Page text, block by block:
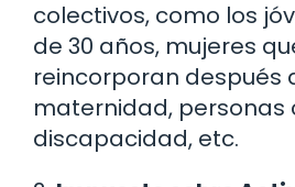
colectivos, como los
de 30 años, mujeres
reincorporan después
maternidad, personas
discapacidad, etc.